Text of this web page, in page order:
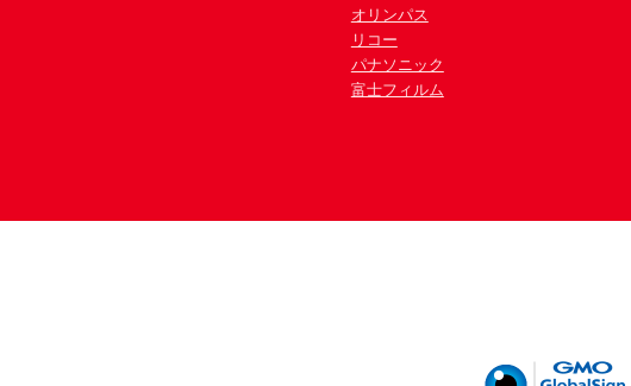
オリンパス
リコー
パナソニック
富士フィルム